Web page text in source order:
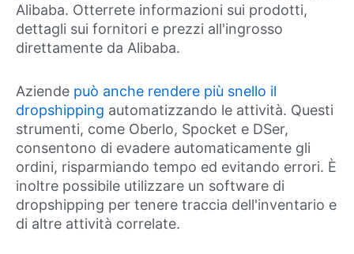
Alibaba. Otterrete informazioni sui prodotti,
dettagli sui fornitori e prezzi all'ingrosso
direttamente da Alibaba.
Aziende può anche rendere più snello il
dropshipping automatizzando le attività. Questi
strumenti, come Oberlo, Spocket e DSer,
consentono di evadere automaticamente gli
ordini, risparmiando tempo ed evitando errori. È
inoltre possibile utilizzare un software di
dropshipping per tenere traccia dell'inventario e
di altre attività correlate.